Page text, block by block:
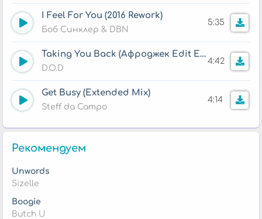
I Feel For You (2016 Rework)
Боб Синклер & DBN
5:35
Taking You Back (Афроджек Edit Extended)
D.O.D
4:42
Get Busy (Extended Mix)
Steff da Campo
4:14
Рекомендуем
Unwords
Sizelle
Boogie
Butch U